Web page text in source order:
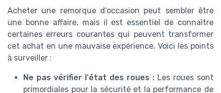
Acheter une remorque d'occasion peut sembler être
une bonne affaire, mais il est essentiel de connaître
certaines erreurs courantes qui peuvent transformer
cet achat en une mauvaise expérience. Voici les points
à surveiller :
Ne pas vérifier l'état des roues : Les roues sont
primordiales pour la sécurité et la performance de